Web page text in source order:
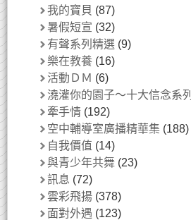
我的寶貝 (87)
暑假短宣 (32)
有聲系列精選 (9)
樂在教養 (16)
活動ＤＭ (6)
澆灌你的園子～十大信念系列
牽手情 (192)
空中輔導室廣播精華集 (188)
自我價值 (14)
與青少年共舞 (23)
訊息 (72)
雲彩飛揚 (378)
面對外遇 (123)